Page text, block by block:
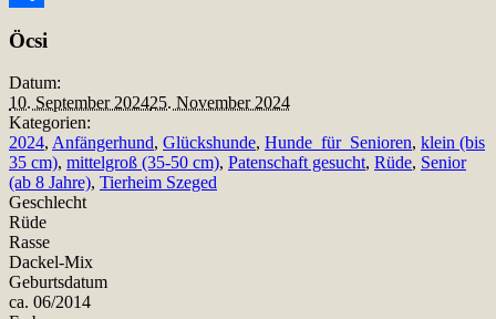
Teilen
Öcsi
Datum:
10. September 202425. November 2024
Kategorien:
2024, Anfängerhund, Glückshunde, Hunde_für_Senioren, klein (bis
35 cm), mittelgroß (35-50 cm), Patenschaft gesucht, Rüde, Senior
(ab 8 Jahre), Tierheim Szeged
Geschlecht
Rüde
Rasse
Dackel-Mix
Geburtsdatum
ca. 06/2014